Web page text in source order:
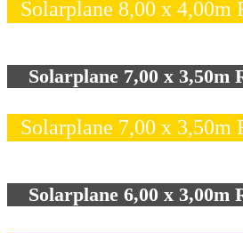
Solarplane 8,00 x 4,00m
Solarplane 7,00 x 3,50m
Solarplane 7,00 x 3,50m
Solarplane 6,00 x 3,00m